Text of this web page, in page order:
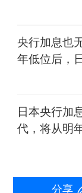
GDP增
包括：关
Big
说，“K型
同人口群
央行加息也
年低位后，
日本央行加
代，将从明
购债，市场
分享